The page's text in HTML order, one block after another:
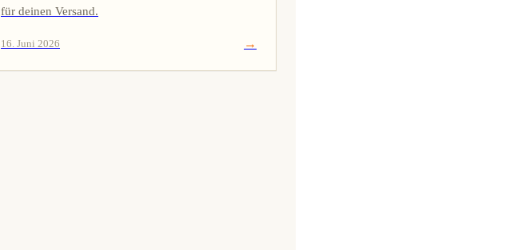
für deinen Versand.
16. Juni 2026 →